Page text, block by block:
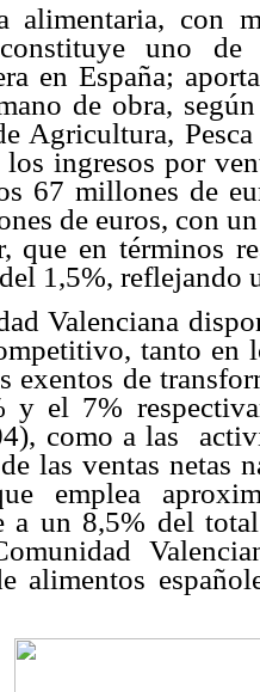
alimentaria, con
uno
en España;
de obra,
Agricultura,
ingresos por
67 millones de
de euros, con
que en términos
1,5%, reflejando
Valenciana
tanto en
exentos de
y el 7%
como a las
las ventas netas
emplea
a un 8,5% del
alimentos